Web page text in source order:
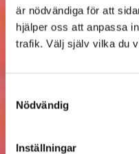
är nödvändiga för att
hjälper oss att anpassa
trafik. Välj själv vilka du
Nödvändig
Inställningar